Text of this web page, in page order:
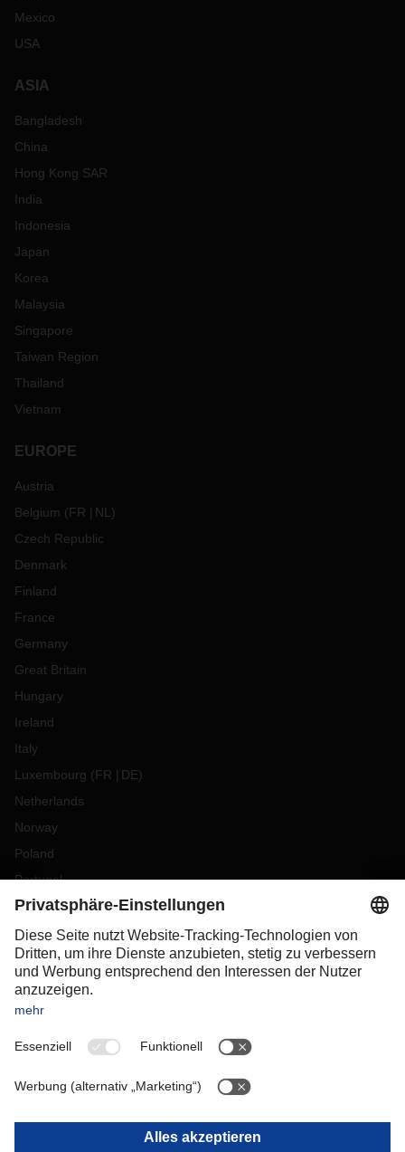
Mexico
USA
ASIA
Bangladesh
China
Hong Kong SAR
India
Indonesia
Japan
Korea
Malaysia
Singapore
Taiwan Region
Thailand
Vietnam
EUROPE
Austria
Belgium (FR NL )
Czech Republic
Denmark
Finland
France
Germany
Great Britain
Hungary
Ireland
Italy
Luxembourg (FR DE)
Netherlands
Norway
Poland
Portugal
Romania
Slovakia
Spain
Sweden
Switzerland
OCEANIA